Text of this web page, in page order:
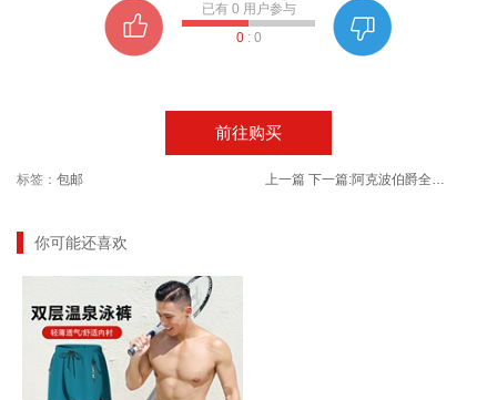
已有 0 用户参与
0: 0
前往购买
标签： 包邮 上一篇 下一篇: 阿克波伯爵全麦原浆精酿啤酒白啤
你可能还喜欢